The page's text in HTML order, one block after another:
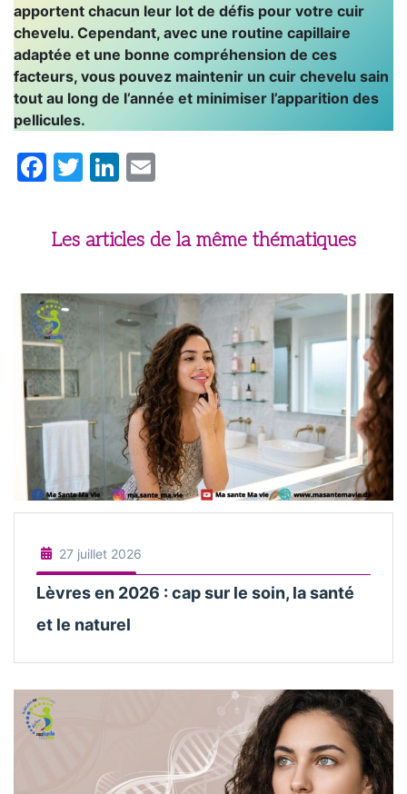
apportent chacun leur lot de défis pour votre cuir
chevelu. Cependant, avec une routine capillaire
adaptée et une bonne compréhension de ces
facteurs, vous pouvez maintenir un cuir chevelu sain
tout au long de l’année et minimiser l’apparition des
pellicules.
Facebook
TwitterLinkedIn
Les articles de la même thématiques
27 juillet 2026
Lèvres en 2026 : cap sur le soin, la santé
et le naturel